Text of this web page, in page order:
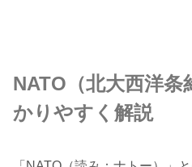
NATO（北大西洋
かりやすく解説